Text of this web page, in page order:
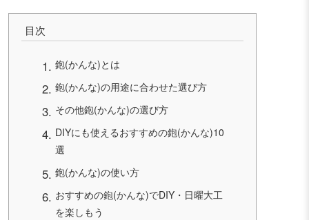
目次
鉋(かんな)とは
鉋(かんな)の用途に合わせた選び方
その他鉋(かんな)の選び方
DIYにも使えるおすすめの鉋(かんな)10
選
鉋(かんな)の使い方
おすすめの鉋(かんな)でDIY・日曜大工
を楽しもう